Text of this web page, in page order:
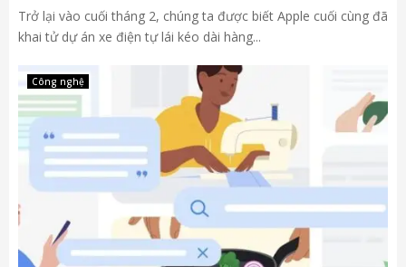
Trở lại vào cuối tháng 2, chúng ta được biết Apple cuối cùng đã
khai tử dự án xe điện tự lái kéo dài hàng...
Công nghệ